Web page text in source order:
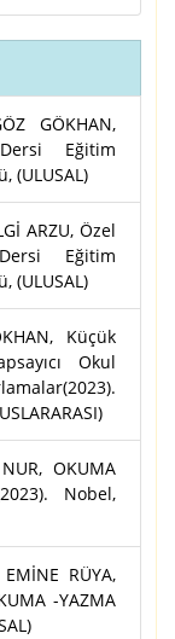
GÖKHAN,
Eğitim
(ULUSAL)
ARZU, Özel
Eğitim
(ULUSAL)
Küçük
Okul
OKUMA
Nobel,
RÜYA,
-YAZMA